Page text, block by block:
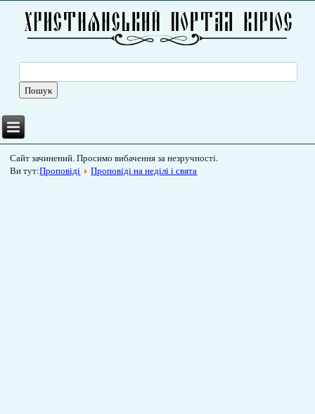
Сайт зачинений. Просимо вибачення за незручності.
Ви тут:Проповіді Проповіді на неділі і свята